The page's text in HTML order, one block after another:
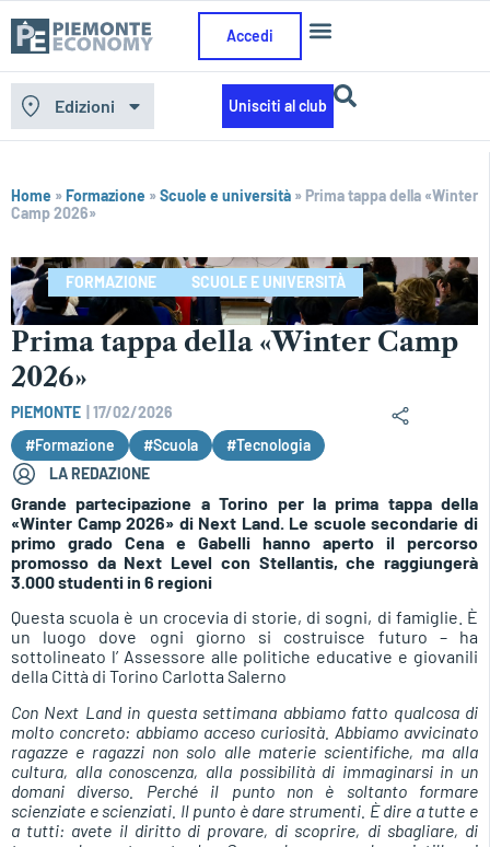
Accedi
Edizioni Unisciti al club
Home »Formazione »Scuole e università » Prima tappa della «Winter
Camp 2026»
FORMAZIONE SCUOLE E UNIVERSITÀ
Prima tappa della «Winter Camp
2026»
PIEMONTE
17/02/2026
#Formazione
#Scuola
#Tecnologia
LA REDAZIONE
Grande partecipazione a Torino per la prima tappa della
«Winter Camp 2026» di Next Land. Le scuole secondarie di
primo grado Cena e Gabelli hanno aperto il percorso
promosso da Next Level con Stellantis, che raggiungerà
3.000 studenti in 6 regioni
Questa scuola è un crocevia di storie, di sogni, di famiglie. È
un luogo dove ogni giorno si costruisce futuro – ha
sottolineato l’ Assessore alle politiche educative e giovanili
della Città di Torino Carlotta Salerno
Con Next Land in questa settimana abbiamo fatto qualcosa di
molto concreto: abbiamo acceso curiosità. Abbiamo avvicinato
ragazze e ragazzi non solo alle materie scientifiche, ma alla
cultura, alla conoscenza, alla possibilità di immaginarsi in un
domani diverso. Perché il punto non è soltanto formare
scienziate e scienziati. Il punto è dare strumenti. È dire a tutte e
a tutti: avete il diritto di provare, di scoprire, di sbagliare, di